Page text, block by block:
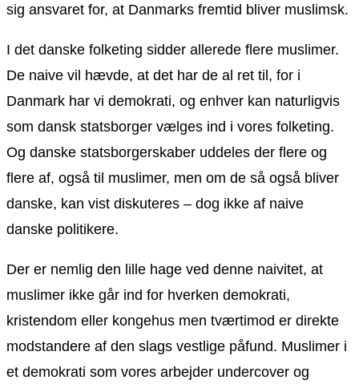
sig ansvaret for, at Danmarks fremtid bliver muslimsk.
I det danske folketing sidder allerede flere muslimer.
De naive vil hævde, at det har de al ret til, for i
Danmark har vi demokrati, og enhver kan naturligvis
som dansk statsborger vælges ind i vores folketing.
Og danske statsborgerskaber uddeles der flere og
flere af, også til muslimer, men om de så også bliver
danske, kan vist diskuteres – dog ikke af naive
danske politikere.
Der er nemlig den lille hage ved denne naivitet, at
muslimer ikke går ind for hverken demokrati,
kristendom eller kongehus men tværtimod er direkte
modstandere af den slags vestlige påfund. Muslimer i
et demokrati som vores arbejder undercover og